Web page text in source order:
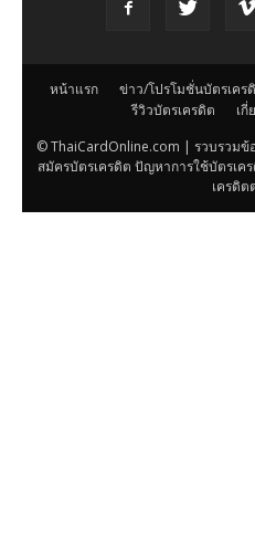
หน้าแรก ข่าว/โปรโมชั่นบัตรเคร
รีวิวบัตรเครดิต
เกี่
© ThaiCardOnline.com | รวบรวม
สมัครบัตรเครดิต ปัญหาการใช้บัตรเค
เครดิต